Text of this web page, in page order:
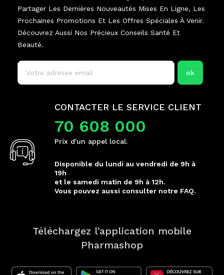
Partager Les Dernières Nouveautés Mises En Ligne, Les
Prochaines Promotions Et Les Offres Spéciales À Venir.
Découvrez Aussi Nos Précieux Conseils Santé Et
Beauté.
CONTACTER LE SERVICE CLIENT
70 608 000
Prix d'un appel local.
Disponible du lundi au vendredi de 9h à
19h
et le samedi matin de 9h à 12h.
Vous pouvez aussi consulter notre FAQ.
Téléchargez l’application mobile
Pharmashop